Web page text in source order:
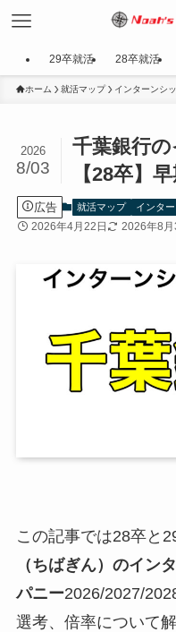
29卒就活 28卒就活
ホーム 就活マップ インターンシ
千葉銀行
【28卒】
2026
8/03
広告 就活マップ インタ
2026年4月22日 2026年8月
この記事では28卒と
（ちばぎん） のイン
パニー2026/2027/
選考、倍率について